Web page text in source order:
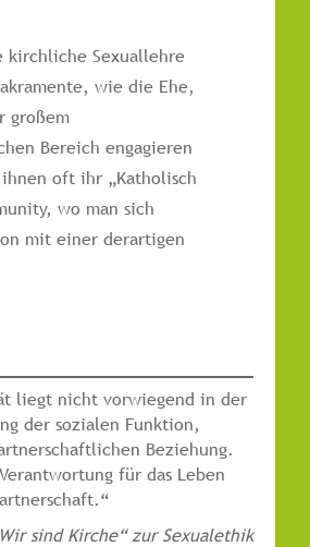
kirchliche Sexuallehre
wie die Ehe,
großem
Bereich engagieren
oft ihr „Katholisch
wo man sich
mit einer derartigen
liegt nicht vorwiegend in der
der sozialen Funktion,
Beziehung.
für das Leben
sind Kirche“ zur Sexualethik